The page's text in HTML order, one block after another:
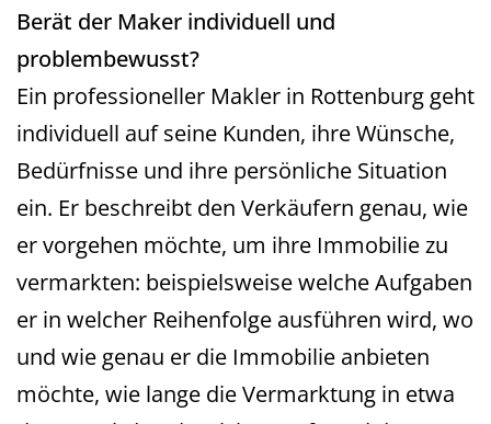
Berät der Maker individuell und
problembewusst?
Ein professioneller Makler in Rottenburg geht
individuell auf seine Kunden, ihre Wünsche,
Bedürfnisse und ihre persönliche Situation
ein. Er beschreibt den Verkäufern genau, wie
er vorgehen möchte, um ihre Immobilie zu
vermarkten: beispielsweise welche Aufgaben
er in welcher Reihenfolge ausführen wird, wo
und wie genau er die Immobilie anbieten
möchte, wie lange die Vermarktung in etwa